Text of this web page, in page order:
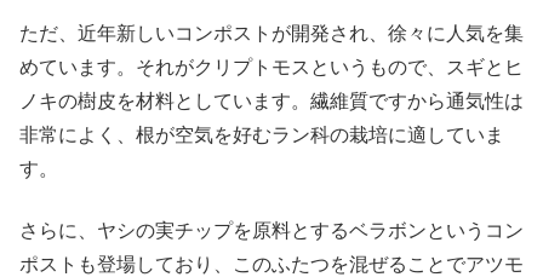
ただ、近年新しいコンポストが開発され、徐々に人気を集
めています。それがクリプトモスというもので、スギとヒ
ノキの樹皮を材料としています。繊維質ですから通気性は
非常によく、根が空気を好むラン科の栽培に適していま
す。
さらに、ヤシの実チップを原料とするベラボンというコン
ポストも登場しており、このふたつを混ぜることでアツモ